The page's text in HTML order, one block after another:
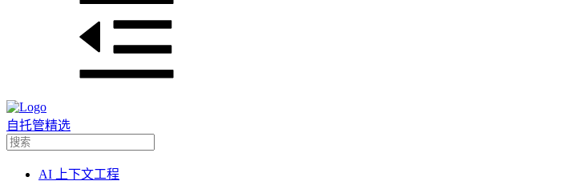
自托管精选
AI 上下文工程